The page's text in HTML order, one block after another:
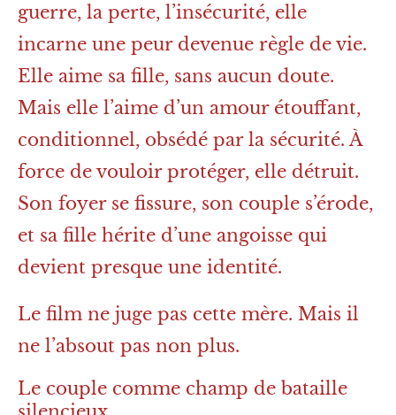
guerre, la perte, l’insécurité, elle
incarne une peur devenue règle de vie.
Elle aime sa fille, sans aucun doute.
Mais elle l’aime d’un amour étouffant,
conditionnel, obsédé par la sécurité. À
force de vouloir protéger, elle détruit.
Son foyer se fissure, son couple s’érode,
et sa fille hérite d’une angoisse qui
devient presque une identité.
Le film ne juge pas cette mère. Mais il
ne l’absout pas non plus.
Le couple comme champ de bataille